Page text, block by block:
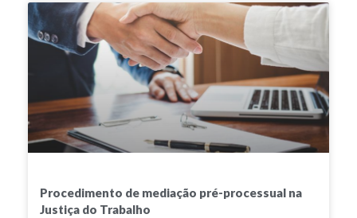
Procedimento de mediação pré-processual na
Justiça do Trabalho